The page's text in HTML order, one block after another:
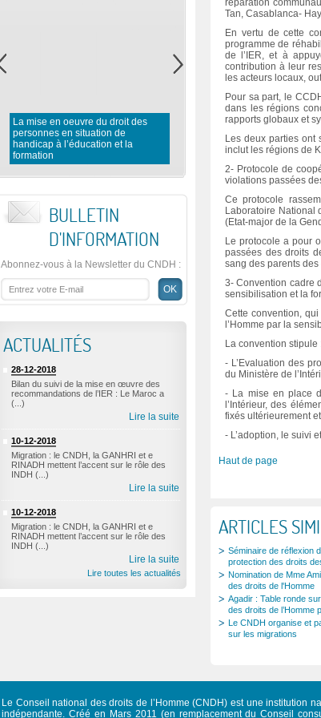
La mise en oeuvre du droit des
personnes en situation de
handicap à l’éducation et la
formation
Rapport préliminaire du
l’observation des élections
législatives 2016
BULLETIN
D'INFORMATION
Abonnez-vous à la Newsletter du CNDH :
ACTUALITÉS
28-12-2018
Bilan du suivi de la mise en œuvre des
recommandations de l’IER : Le Maroc a
(...)
Lire la suite
10-12-2018
Migration : le CNDH, la GANHRI et e
RINADH mettent l’accent sur le rôle des
INDH (...)
Lire la suite
10-12-2018
Migration : le CNDH, la GANHRI et e
RINADH mettent l’accent sur le rôle des
INDH (...)
Lire la suite
Lire toutes les actualités
réparation
Tan, Casablanca-
En vertu de cette
programme de
de l’IER, et à
contribution à leur
les acteurs locaux,
Pour sa part, le
dans les régions
rapports globaux et
Les deux parties ont
inclut les régions de
2- Protocole de
violations passées
Ce protocole
Laboratoire National
(Etat-major de la
Le protocole a pour
passées des droits
sang des parents
3- Convention cadre
sensibilisation et la
Cette convention,
l’Homme par la
La convention stipule
- L’Evaluation des
du Ministère de
- La mise en place
l’Intérieur, des
fixés ultérieurement
- L’adoption, le suivi
Haut de page
ARTICLES
Séminaire de réflexion
protection des droits
Nomination de Mme
des droits de l'Homme
Agadir : Table ronde
des droits de l’Homme
Le CNDH organise et
sur les migrations
Le Conseil national des droits de l’Homme (CNDH) est une institution
indépendante. Créé en Mars 2011 (en remplacement du Conseil